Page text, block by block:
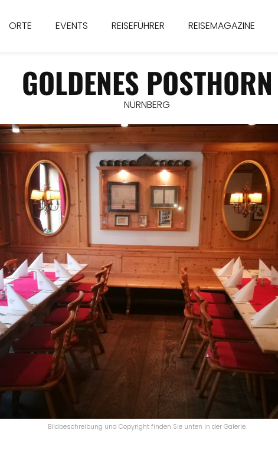
ORTE EVENTS REISEFÜHRER REISEMAGAZINE
GOLDENES POSTHORN
NÜRNBERG
Bildbeschreibung und Copyright finden Sie unten in der Galerie.